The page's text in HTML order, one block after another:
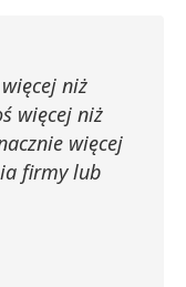
niż
więcej niż
więcej
firmy lub